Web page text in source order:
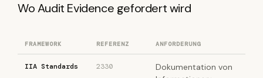
Wo Audit Evidence gefordert wird
FRAMEWORK REFERENZ ANFORDERUNG
IIA Standards 2330
Dokumentation von